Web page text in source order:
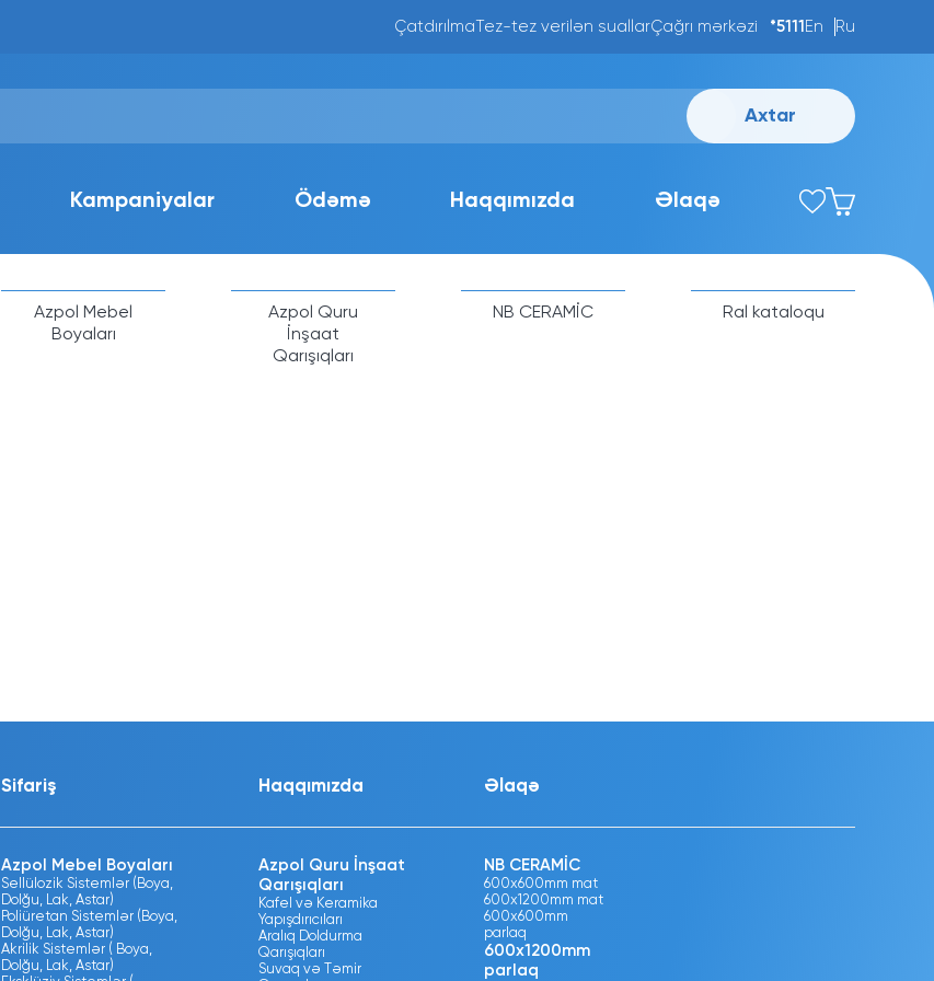
Çatdırılma Tez-tez verilən suallarÇağrı mərkəzi *5111 En Ru
Axtar
Kampaniyalar Ödəmə Haqqımızda Əlaqə
Azpol Mebel
Boyaları
Azpol Quru
İnşaat
Qarışıqları
NB CERAMİC Ral kataloqu
Sifariş Haqqımızda Əlaqə
Azpol Mebel Boyaları
Sellülozik Sistemlər (Boya,
Dolğu, Lak, Astar)
Poliüretan Sistemlər (Boya,
Dolğu, Lak, Astar)
Akrilik Sistemlər ( Boya,
Dolğu, Lak, Astar)
Azpol Quru İnşaat
Qarışıqları
Kafel və Keramika
Yapışdırıcıları
Aralıq Doldurma
Qarışıqları
Suvaq və Təmir
NB CERAMİC
600x600mm mat
600x1200mm mat
600x600mm
parlaq
600x1200mm
parlaq